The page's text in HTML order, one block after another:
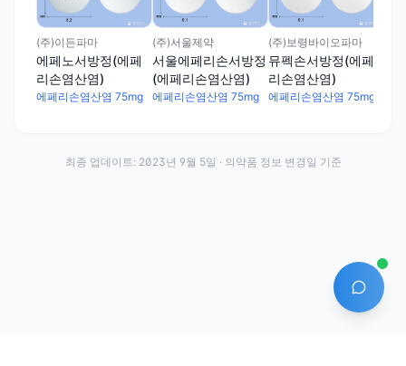
(주)이든파마
에페노서방정(에페
리손염산염)
에페리손염산염 75mg
(주)서울제약
서울에페리손서방정
(에페리손염산염)
에페리손염산염 75mg
(주)보령바이오파마
뮤펙손서방정(에페
리손염산염)
에페리손염산염 75mg
AI 에이
최종 업데이트: 2023년 9월 5일 · 의약품 정보 변경일 기준